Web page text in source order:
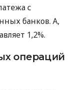
с
банков. А,
1,2%.
операций